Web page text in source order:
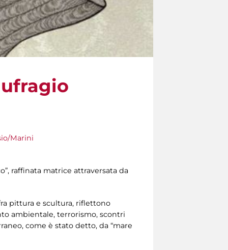
Marini
raffinata matrice attraversata da
pittura e scultura, riflettono
ambientale, terrorismo, scontri
come è stato detto, da “mare